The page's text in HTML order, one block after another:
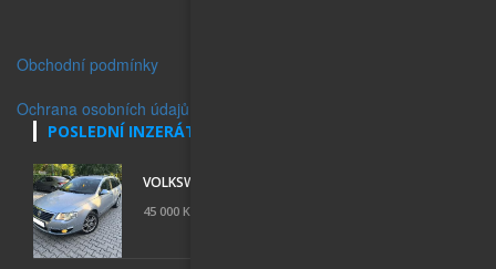
Obchodní podmínky
Ochrana osobních údajů
POSLEDNÍ INZERÁTY
VOLKSWAGEN PASSAT VARIANT 2.0 TDI 4MOTION
45 000 Kč